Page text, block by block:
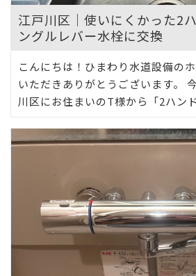
江戸川区｜使いにくかった2
ングルレバー水栓に交換
こんにちは！ひまわり水道設備の
いただきありがとうございます。
川区にお住まいのT様から「2ハン